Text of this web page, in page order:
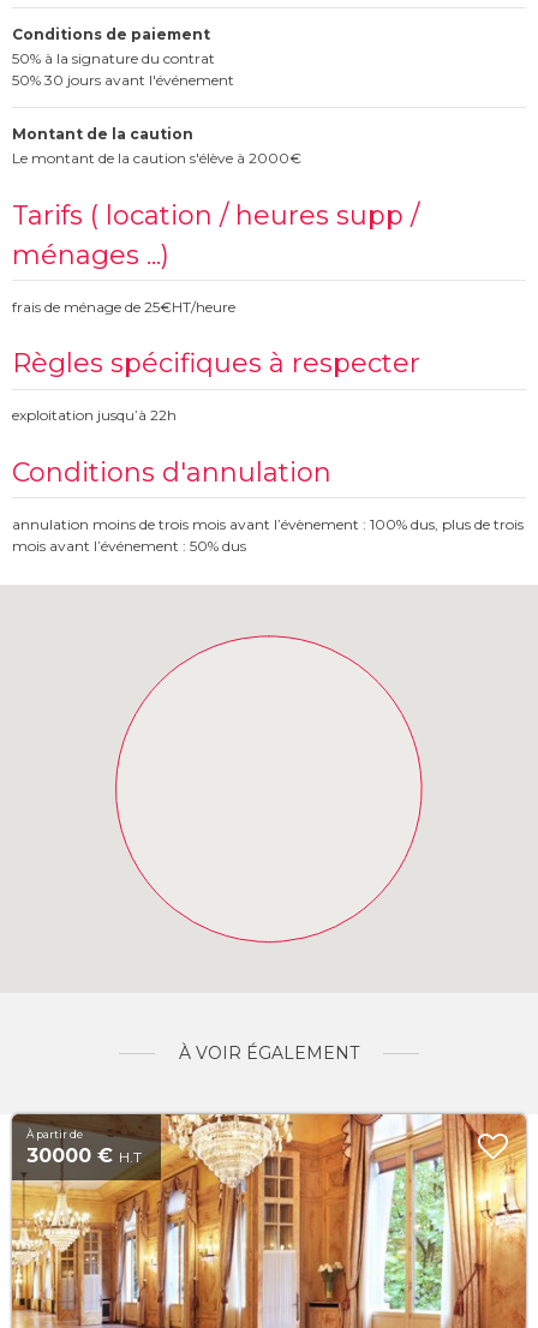
Conditions de paiement
50% à la signature du contrat
50% 30 jours avant l'événement
Montant de la caution
Le montant de la caution s'élève à 2000€
Tarifs ( location / heures supp /
ménages ...)
frais de ménage de 25€HT/heure
Règles spécifiques à respecter
exploitation jusqu’à 22h
Conditions d'annulation
annulation moins de trois mois avant l’évènement : 100% dus, plus de trois
mois avant l’événement : 50% dus
À VOIR ÉGALEMENT
À partir de
30000 € H.T